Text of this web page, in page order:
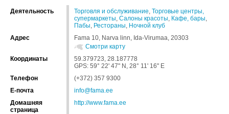
Деятельность Торговля и обслуживание, Торговые центры,
супермаркеты, Салоны красоты, Кафе, бары,
Пабы, Рестораны, Ночной клуб
Адрес
Fama 10, Narva linn, Ida-Virumaa, 20303
Смотри карту
Координаты
59.379723, 28.187778
GPS: 59° 22' 47" N, 28° 11' 16" E
Tелефон
(+372) 357 9300
Е-почта
info@fama.ee
Домашняя
страница
http://www.fama.ee